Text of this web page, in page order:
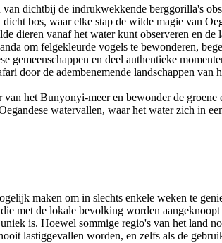
dichtbij de indrukwekkende berggorilla's
bos, waar elke stap de wilde magie van
dieren vanaf het water kunt observeren en de
om felgekleurde vogels te bewonderen,
gemeenschappen en deel authentieke
door de adembenemende landschappen
het Bunyonyi-meer en bewonder de groene
watervallen, waar het water zich in
maken om in slechts enkele weken te
met de lokale bevolking worden
is. Hoewel sommige regio's van het land
lastiggevallen worden, en zelfs als de